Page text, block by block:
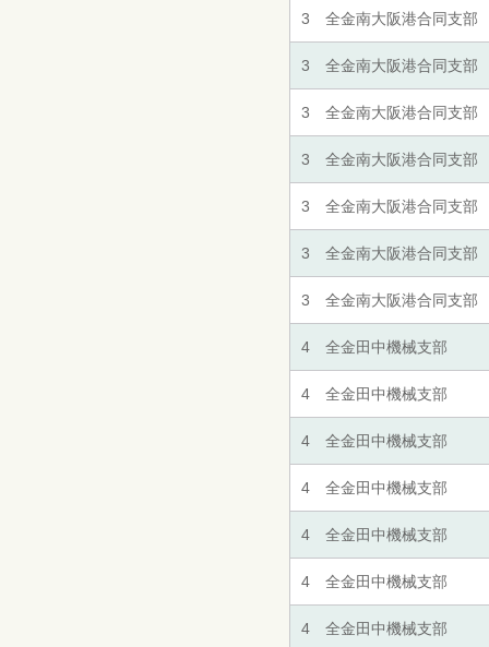
3 全金南大阪港合同支部
3 全金南大阪港合同支部
3 全金南大阪港合同支部
3 全金南大阪港合同支部
3 全金南大阪港合同支部
3 全金南大阪港合同支部
3 全金南大阪港合同支部
4 全金田中機械支部
4 全金田中機械支部
4 全金田中機械支部
4 全金田中機械支部
4 全金田中機械支部
4 全金田中機械支部
4 全金田中機械支部